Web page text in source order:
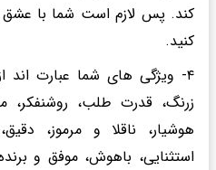
کند. پس لازم است شما با
کنید.
۴- ویژگی های شما عبارت اند
زرنگ، قدرت طلب، روشنفکر،
هوشیار، ناقلا و مرموز،
استثنایی، باهوش، موفق و